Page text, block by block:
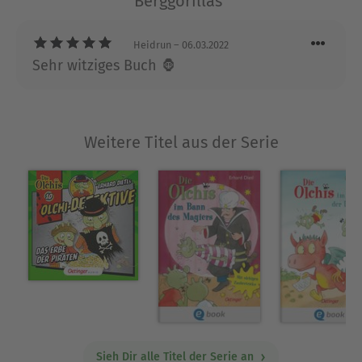
Ausblenden
Heidrun – 06.03.2022
Sehr witziges Buch 🦍
Weitere Titel aus der Serie
Sieh Dir alle Titel der Serie an